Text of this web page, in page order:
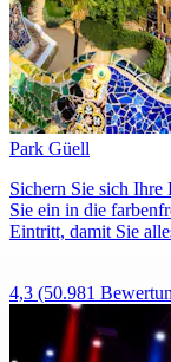
Park Güell
Sichern Sie sich
Sie ein in die
Eintritt, damit Sie
4,3 (50.981